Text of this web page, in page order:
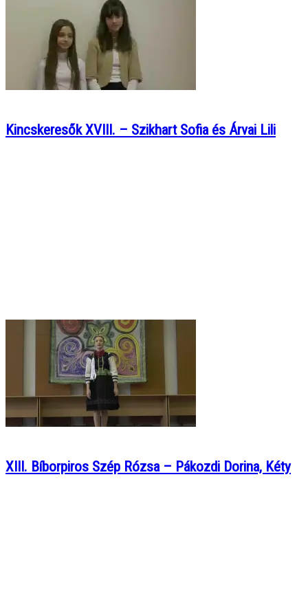
Kincskeresők XVIII. – Szikhart Sofia és Árvai Lili
XIII. Bíborpiros Szép Rózsa – Pákozdi Dorina, Kéty